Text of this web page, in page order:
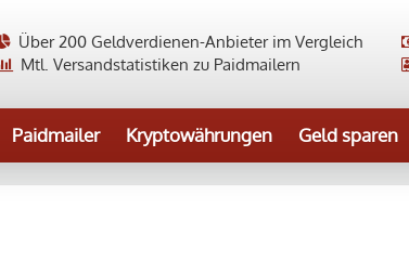
Über 200 Geldverdienen-Anbieter im Vergleich
Mtl. Versandstatistiken zu Paidmailern
Paidmailer Kryptowährungen Geld sparen